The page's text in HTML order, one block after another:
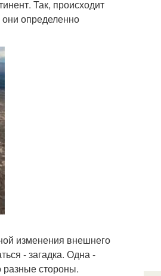
Так, происходит
определенно
изменения внешнего
- загадка. Одна -
разные стороны.